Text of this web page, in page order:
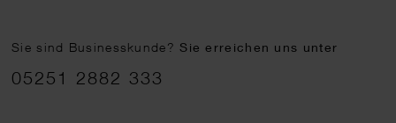
Sie sind Businesskunde?Sie erreichen uns unter
05251 2882 333